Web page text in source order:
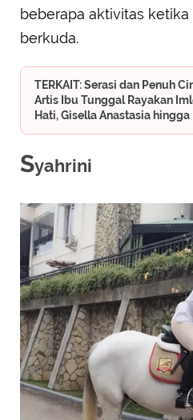
beberapa aktivitas
berkuda.
TERKAIT: Serasi dan Penuh
Artis Ibu Tunggal Rayakan
Hati, Gisella Anastasia hingga
Syahrini